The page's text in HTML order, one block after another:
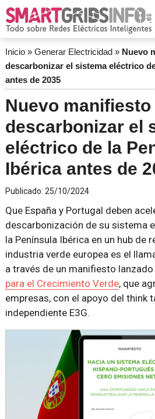
Inicio» Generar Electricidad» Nuevo
descarbonizar el sistema eléctrico
antes de 2035
Nuevo manifiesto
descarbonizar el
eléctrico de la
Ibérica antes de
Publicado: 25/10/2024
Que España y Portugal deben
descarbonización de su sistema
la Península Ibérica en un hub de
industria verde europea es el
a través de un manifiesto lanzado
para el Crecimiento Verde, que
empresas, con el apoyo del think
independiente E3G.